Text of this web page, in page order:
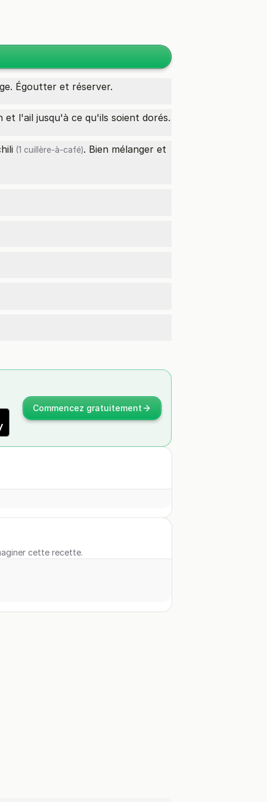
Égoutter et réserver.
l'ail jusqu'à ce qu'ils soient dorés.
(1 cuillère-à-café). Bien mélanger et
Commencez gratuitement
cette recette.